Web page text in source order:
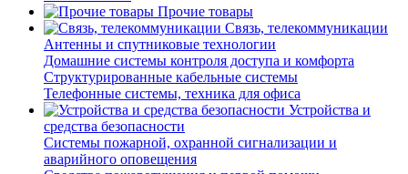
Прочие товары
Связь, телекоммуникации
Антенны и спутниковые технологии
Домашние системы контроля доступа и комфорта
Структурированные кабельные системы
Телефонные системы, техника для офиса
Устройства и
средства безопасности
Системы пожарной, охранной сигнализации и
аварийного оповещения